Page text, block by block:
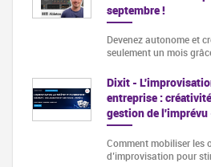
septembre !
Devenez autonome et
seulement un mois
Dixit -
entreprise :
gestion de l'imprévu
Comment mobiliser les
d’improvisation pour